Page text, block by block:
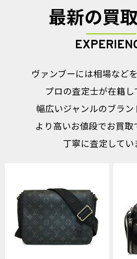
最新の買
ヴァンブーには相場など
プロの査定士が在籍し
幅広いジャンルのブラン
より高いお値段でお買取
丁寧に査定してい